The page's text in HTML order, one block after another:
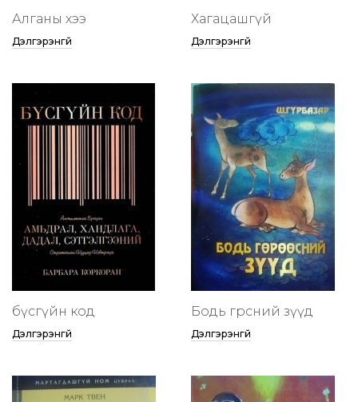
Алганы хээ
Дэлгэрэнгүй
Хагацашгүй
Дэлгэрэнгүй
бүсгүйн код
Дэлгэрэнгүй
Бодь гөрөөсний зүүд
Дэлгэрэнгүй